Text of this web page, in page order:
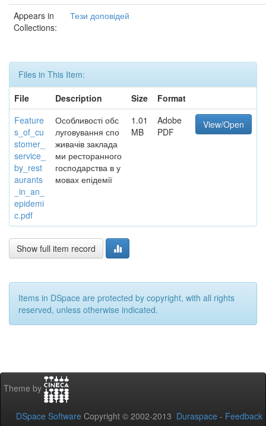
Appears in
Collections:
Тези доповідей
Files in This Item:
File
Description Size
Format
Feature
s_of_cu
stomer_
service_
by_rest
aurants
_in_an_
epidemi
c.pdf
Особливості обс
луговування спо
живачів заклада
ми ресторанного
господарства в у
мовах епідемії
1.01
MB
Adobe
PDF
View/Open
Show full item record
Items in DSpace are protected by copyright, with all rights
reserved, unless otherwise indicated.
Theme by
DSpace Software Copyright © 2002-2013 Duraspace - Feedback